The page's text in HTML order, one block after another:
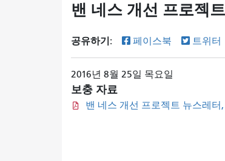
밴 네스 개선 프로젝
공유하기: 페이스북 트위터
2016년 8월 25일 목요일
보충 자료
밴 네스 개선 프로젝트 뉴스레터